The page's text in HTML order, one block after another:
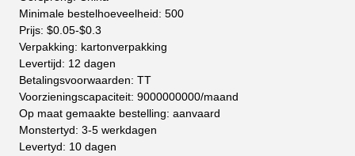
Minimale bestelhoeveelheid: 500
Prijs: $0.05-$0.3
Verpakking: kartonverpakking
Levertijd: 12 dagen
Betalingsvoorwaarden: TT
Voorzieningscapaciteit: 9000000000/maand
Op maat gemaakte bestelling: aanvaard
Monstertyd: 3-5 werkdagen
Levertyd: 10 dagen